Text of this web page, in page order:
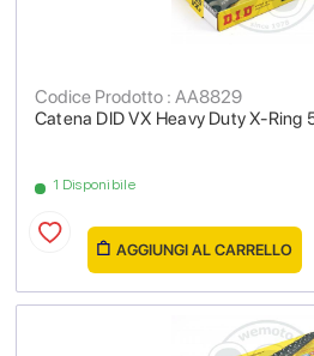
Catena DID VX Heavy Duty X-Ring
Codice Prodotto : AA8829
1 Disponibile
AGGIUNGI AL CARRELLO